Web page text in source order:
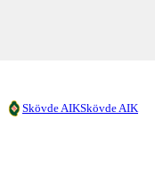
Skövde AIKSkövde AIK